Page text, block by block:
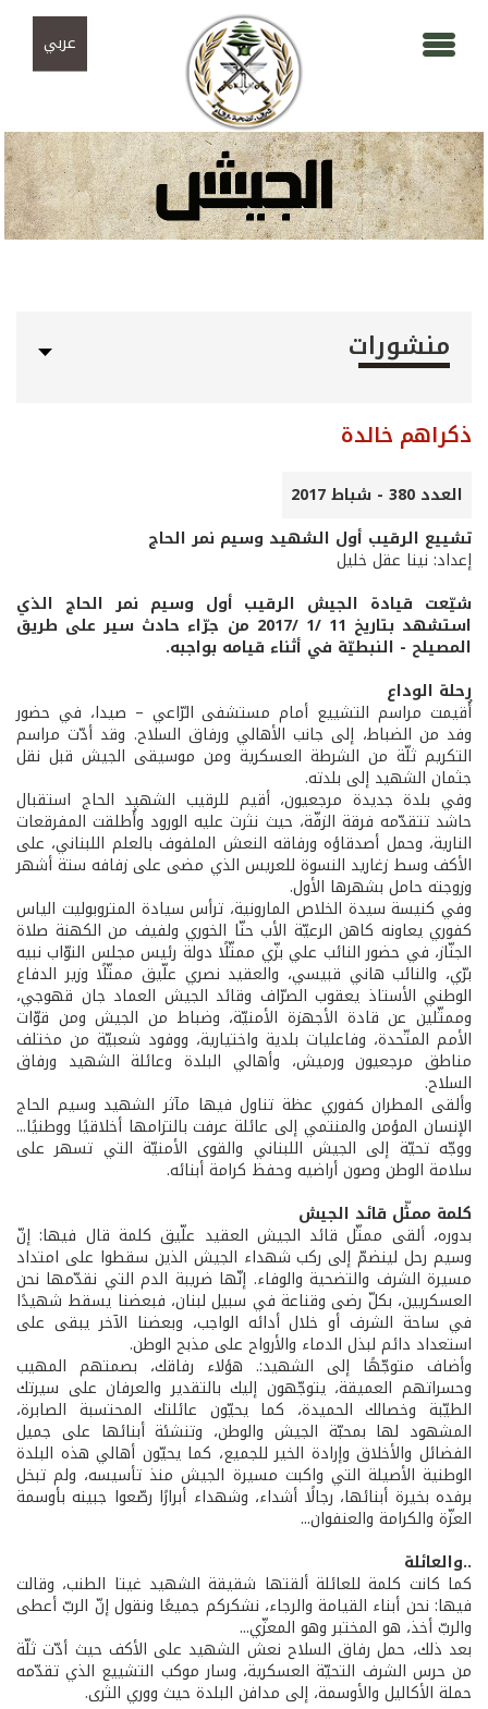
عربي
منشورات
ذكراهم خالدة
العدد 380 - شباط 2017
تشييع الرقيب أول الشهيد وسيم نمر الحاج
إعداد: نينا عقل خليل
شيّعت قيادة الجيش الرقيب أول وسيم نمر الحاج الذي
استشهد بتاريخ 11 /1 /2017 من جرّاء حادث سير على طريق
المصيلح - النبطيّة في أثناء قيامه بواجبه.
رحلة الوداع
أُقيمت مراسم التشييع أمام مستشفى الرّاعي – صيدا، في حضور
وفد من الضباط، إلى جانب الأهالي ورفاق السلاح. وقد أدّت مراسم
التكريم ثلّة من الشرطة العسكرية ومن موسيقى الجيش قبل نقل
جثمان الشهيد إلى بلدته.
وفي بلدة جديدة مرجعيون، أقيم للرقيب الشهيد الحاج استقبال
حاشد تتقدّمه فرقة الزفّة، حيث نثرت عليه الورود وأُطلقت المفرقعات
النارية، وحمل أصدقاؤه ورفاقه النعش الملفوف بالعلم اللبناني، على
الأكف وسط زغاريد النسوة للعريس الذي مضى على زفافه ستة أشهر
وزوجته حامل بشهرها الأول.
وفي كنيسة سيدة الخلاص المارونية، ترأس سيادة المتروبوليت الياس
كفوري يعاونه كاهن الرعيّة الأب حنّا الخوري ولفيف من الكهنة صلاة
الجنّاز، في حضور النائب علي بزّي ممثّلًا دولة رئيس مجلس النوّاب نبيه
برّي، والنائب هاني قبيسي، والعقيد نصري علّيق ممثّلًا وزير الدفاع
الوطني الأستاذ يعقوب الصرّاف وقائد الجيش العماد جان قهوجي،
وممثّلين عن قادة الأجهزة الأمنيّة، وضباط من الجيش ومن قوّات
الأمم المتّحدة، وفاعليات بلدية واختيارية، ووفود شعبيّة من مختلف
مناطق مرجعيون ورميش، وأهالي البلدة وعائلة الشهيد ورفاق
السلاح.
وألقى المطران كفوري عظة تناول فيها مآثر الشهيد وسيم الحاج
الإنسان المؤمن والمنتمي إلى عائلة عرفت بالتزامها أخلاقيًا ووطنيًا...
ووجّه تحيّة إلى الجيش اللبناني والقوى الأمنيّة التي تسهر على
سلامة الوطن وصون أراضيه وحفظ كرامة أبنائه.
كلمة ممثّل قائد الجيش
بدوره، ألقى ممثّل قائد الجيش العقيد علّيق كلمة قال فيها: إنّ
وسيم رحل لينضمّ إلى ركب شهداء الجيش الذين سقطوا على امتداد
مسيرة الشرف والتضحية والوفاء. إنّها ضريبة الدم التي نقدّمها نحن
العسكريين، بكلّ رضى وقناعة في سبيل لبنان، فبعضنا يسقط شهيدًا
في ساحة الشرف أو خلال أدائه الواجب، وبعضنا الآخر يبقى على
استعداد دائم لبذل الدماء والأرواح على مذبح الوطن.
وأضاف متوجّهًا إلى الشهيد:. هؤلاء رفاقك، بصمتهم المهيب
وحسراتهم العميقة، يتوجّهون إليك بالتقدير والعرفان على سيرتك
الطيّبة وخصالك الحميدة، كما يحيّون عائلتك المحتسبة الصابرة،
المشهود لها بمحبّة الجيش والوطن، وتنشئة أبنائها على جميل
الفضائل والأخلاق وإرادة الخير للجميع، كما يحيّون أهالي هذه البلدة
الوطنية الأصيلة التي واكبت مسيرة الجيش منذ تأسيسه، ولم تبخل
برفده بخيرة أبنائها، رجالًا أشداء، وشهداء أبرارًا رصّعوا جبينه بأوسمة
العزّة والكرامة والعنفوان...
..والعائلة
كما كانت كلمة للعائلة ألقتها شقيقة الشهيد غيتا الطنب، وقالت
فيها: نحن أبناء القيامة والرجاء، نشكركم جميعًا ونقول إنّ الربّ أعطى
والربّ أخذ، هو المختبر وهو المعزّي...
بعد ذلك، حمل رفاق السلاح نعش الشهيد على الأكف حيث أدّت ثلّة
من حرس الشرف التحيّة العسكرية، وسار موكب التشييع الذي تقدّمه
حملة الأكاليل والأوسمة، إلى مدافن البلدة حيث ووري الثرى.